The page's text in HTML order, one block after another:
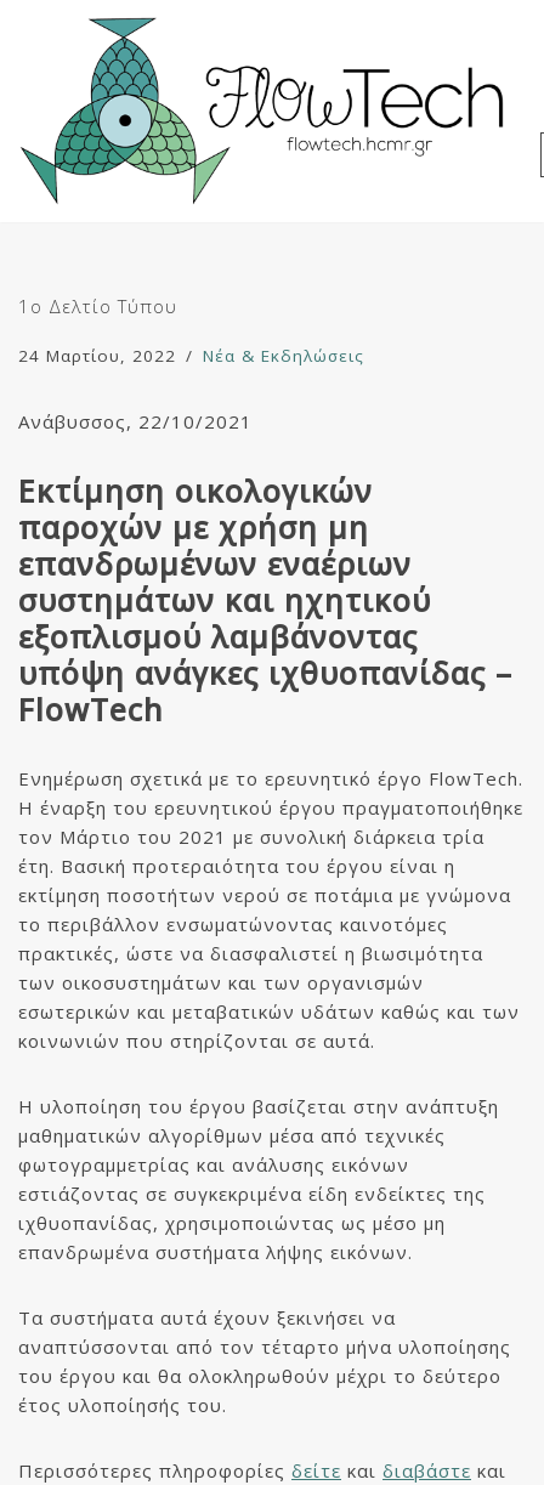
Μεταπηδήστε
περιεχόμενο
1ο Δελτίο Τύπου
24 Μαρτίου, 2022 Νέα & Εκδηλώσεις
Ανάβυσσος, 22/10/2021
Εκτίμηση οικολογικών
παροχών με χρήση μη
επανδρωμένων εναέριων
συστημάτων και ηχητικού
εξοπλισμού λαμβάνοντας
υπόψη ανάγκες ιχθυοπανίδας –
FlowTech
Ενημέρωση σχετικά με το ερευνητικό έργο FlowTech.
Η έναρξη του ερευνητικού έργου πραγματοποιήθηκε
τον Μάρτιο του 2021 με συνολική διάρκεια τρία
έτη. Βασική προτεραιότητα του έργου είναι η
εκτίμηση ποσοτήτων νερού σε ποτάμια με γνώμονα
το περιβάλλον ενσωματώνοντας καινοτόμες
πρακτικές, ώστε να διασφαλιστεί η βιωσιμότητα
των οικοσυστημάτων και των οργανισμών
εσωτερικών και μεταβατικών υδάτων καθώς και των
κοινωνιών που στηρίζονται σε αυτά.
Η υλοποίηση του έργου βασίζεται στην ανάπτυξη
μαθηματικών αλγορίθμων μέσα από τεχνικές
φωτογραμμετρίας και ανάλυσης εικόνων
εστιάζοντας σε συγκεκριμένα είδη ενδείκτες της
ιχθυοπανίδας, χρησιμοποιώντας ως μέσο μη
επανδρωμένα συστήματα λήψης εικόνων.
Τα συστήματα αυτά έχουν ξεκινήσει να
αναπτύσσονται από τον τέταρτο μήνα υλοποίησης
του έργου και θα ολοκληρωθούν μέχρι το δεύτερο
έτος υλοποίησής του.
Περισσότερες πληροφορίες δείτε και διαβάστε και